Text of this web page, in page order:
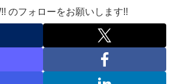
のフォローをお願いします!!